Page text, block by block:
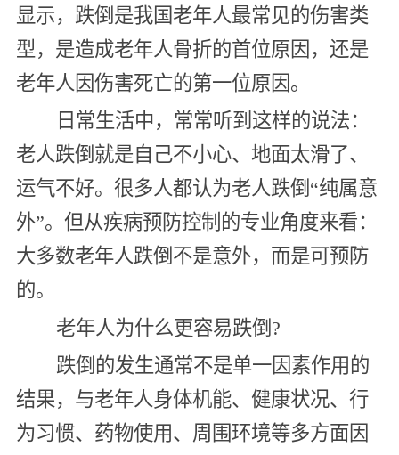
显示，跌倒是我国老年人最常见的伤害类
型，是造成老年人骨折的首位原因，还是
老年人因伤害死亡的第一位原因。
日常生活中，常常听到这样的说法：
老人跌倒就是自己不小心、地面太滑了、
运气不好。很多人都认为老人跌倒“纯属意
外”。但从疾病预防控制的专业角度来看：
大多数老年人跌倒不是意外，而是可预防
的。
老年人为什么更容易跌倒?
跌倒的发生通常不是单一因素作用的
结果，与老年人身体机能、健康状况、行
为习惯、药物使用、周围环境等多方面因